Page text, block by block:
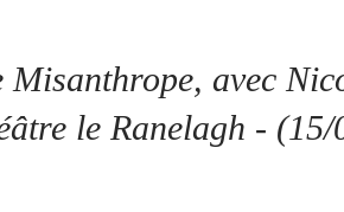
Misanthrope, avec
le Ranelagh - (15/